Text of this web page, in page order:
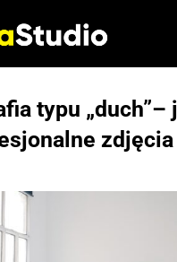
typu „duch”–